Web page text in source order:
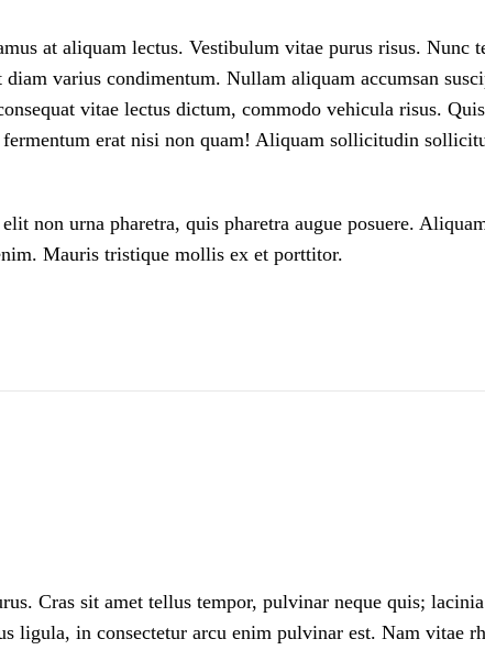
at aliquam lectus. Vestibulum vitae purus risus. Nunc
varius condimentum. Nullam aliquam accumsan
vitae lectus dictum, commodo vehicula risus.
erat nisi non quam! Aliquam sollicitudin
non urna pharetra, quis pharetra augue posuere.
Mauris tristique mollis ex et porttitor.
Cras sit amet tellus tempor, pulvinar neque quis;
ligula, in consectetur arcu enim pulvinar est. Nam vitae